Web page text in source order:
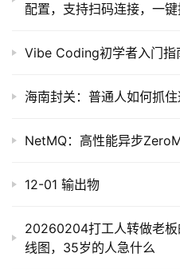
配置，支持扫码连接，一
Vibe Coding初学者入门指
海南封关：普通人如何抓住
NetMQ：高性能异步
12-01 输出物
20260204打工人转做老
线图，35岁的人急什么